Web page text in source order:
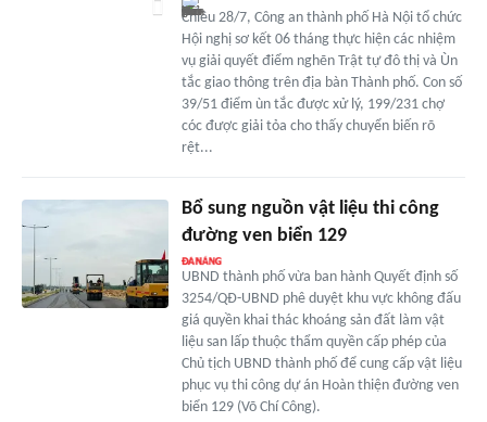
Chiều 28/7, Công an thành phố Hà Nội tổ chức
Hội nghị sơ kết 06 tháng thực hiện các nhiệm
vụ giải quyết điểm nghẽn Trật tự đô thị và Ùn
tắc giao thông trên địa bàn Thành phố. Con số
39/51 điểm ùn tắc được xử lý, 199/231 chợ
cóc được giải tỏa cho thấy chuyển biến rõ
rệt...
Bổ sung nguồn vật liệu thi công
đường ven biển 129
UBND thành phố vừa ban hành Quyết định số
3254/QĐ-UBND phê duyệt khu vực không đấu
giá quyền khai thác khoáng sản đất làm vật
liệu san lấp thuộc thẩm quyền cấp phép của
Chủ tịch UBND thành phố để cung cấp vật liệu
phục vụ thi công dự án Hoàn thiện đường ven
biển 129 (Võ Chí Công).